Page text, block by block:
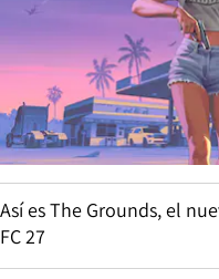
Así es The Grounds, el
FC 27